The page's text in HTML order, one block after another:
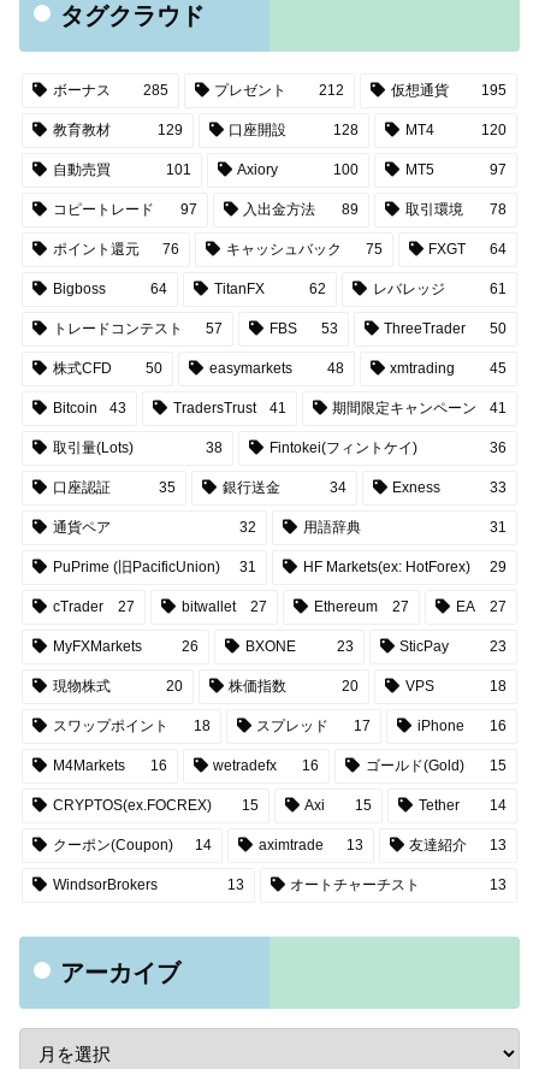
タグクラウド
ボーナス 285 プレゼント 212 仮想通貨 195
教育教材 129 口座開設 128 MT4 120
自動売買 101 Axiory 100 MT5 97
コピートレード 97 入出金方法 89 取引環境 78
ポイント還元 76 キャッシュバック 75 FXGT 64
Bigboss 64 TitanFX 62 レバレッジ 61
トレードコンテスト 57 FBS 53 ThreeTrader 50
株式CFD 50 easymarkets 48 xmtrading 45
Bitcoin 43 TradersTrust 41 期間限定キャンペーン 41
取引量(Lots) 38 Fintokei(フィントケイ) 36
口座認証 35 銀行送金 34 Exness 33
通貨ペア 32 用語辞典 31
PuPrime (旧PacificUnion) 31 HF Markets(ex: HotForex) 29
cTrader 27 bitwallet 27 Ethereum 27 EA 27
MyFXMarkets 26 BXONE 23 SticPay 23
現物株式 20 株価指数 20 VPS 18
スワップポイント 18 スプレッド 17 iPhone 16
M4Markets 16 wetradefx 16 ゴールド(Gold) 15
CRYPTOS(ex.FOCREX) 15 Axi 15 Tether 14
クーポン(Coupon) 14 aximtrade 13 友達紹介 13
WindsorBrokers 13 オートチャーチスト 13
アーカイブ